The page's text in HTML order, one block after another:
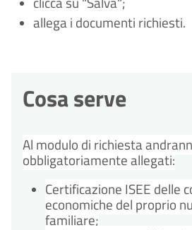
allega i documenti richiesti.
Cosa serve
Al modulo di richiesta
obbligatoriamente allegati:
Certificazione ISEE delle
economiche del proprio
familiare;